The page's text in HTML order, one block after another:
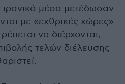
μέσα μετέδωσαν
με «εχθρικές χώρες»
να διέρχονται,
τελών διέλευσης